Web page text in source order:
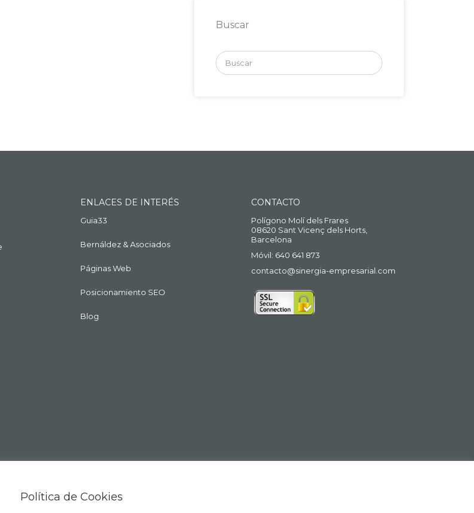
Buscar
Buscar
por:
ENLACES DE INTERÉS
Guia33
Bernáldez & Asociados
Páginas Web
Posicionamiento SEO
Blog
CONTACTO
Polígono Molí dels Frares
08620 Sant Vicenç dels Horts,
Barcelona
Móvil: 640 641 873
contacto@sinergia-empresarial.com
Política de Cookies